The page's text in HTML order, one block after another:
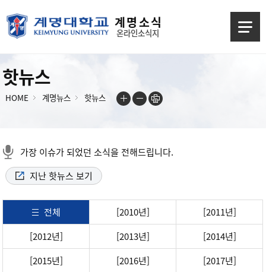
계 명 소 식
온라인소식지
핫뉴스
HOME 계명뉴스 핫뉴스
가장 이슈가 되었던 소식을 전해드립니다.
지난 핫뉴스 보기
전체 [2010년]
[2011년]
[2012년]
[2013년]
[2014년]
[2015년]
[2016년]
[2017년]